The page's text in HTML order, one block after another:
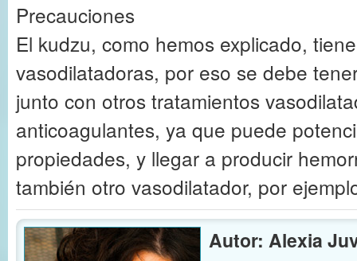
Precauciones
El kudzu, como hemos explicado,
vasodilatadoras, por eso se debe
junto con otros tratamientos
anticoagulantes, ya que puede
propiedades, y llegar a producir
también otro vasodilatador, por
Autor: Alexia